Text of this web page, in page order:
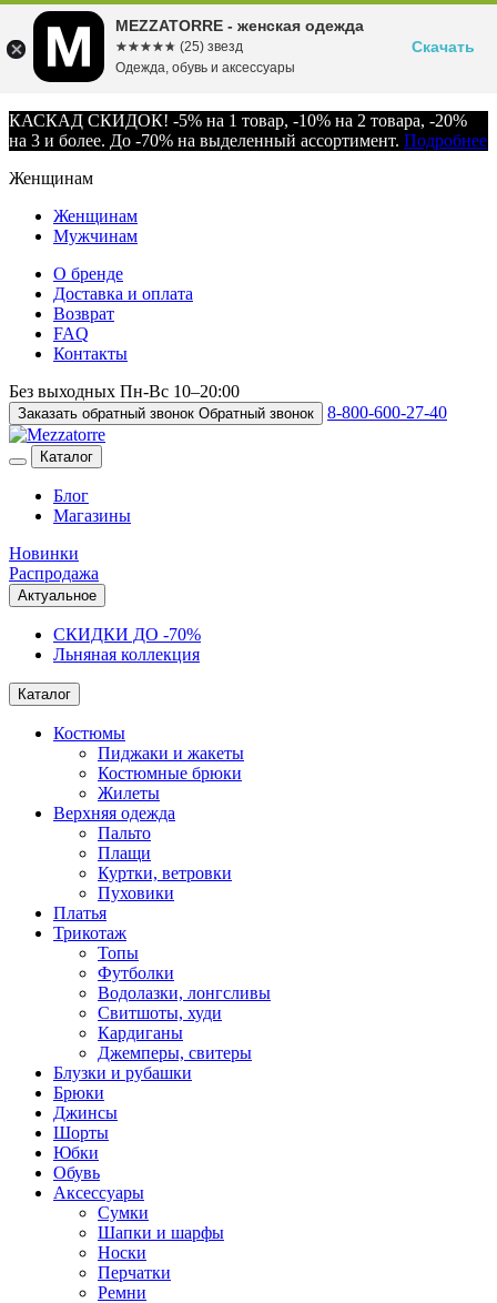
КАСКАД СКИДОК! -5% на 1 товар, -10% на 2 товара, -20%
на 3 и более. До -70% на выделенный ассортимент. Подробнее
Женщинам
Женщинам
Мужчинам
О бренде
Доставка и оплата
Возврат
FAQ
Контакты
Без выходных Пн-Вс 10–20:00
Заказать обратный звонок Обратный звонок 8-800-600-27-40
Каталог
Блог
Магазины
Новинки
Распродажа
Актуальное
СКИДКИ ДО -70%
Льняная коллекция
Каталог
Костюмы
Пиджаки и жакеты
Костюмные брюки
Жилеты
Верхняя одежда
Пальто
Плащи
Куртки, ветровки
Пуховики
Платья
Трикотаж
Топы
Футболки
Водолазки, лонгсливы
Свитшоты, худи
Кардиганы
Джемперы, свитеры
Блузки и рубашки
Брюки
Джинсы
Шорты
Юбки
Обувь
Аксессуары
Сумки
Шапки и шарфы
Носки
Перчатки
Ремни
MEZZATORRE - женская одежда
☆☆☆☆☆
★★★★★ (25) звезд
Одежда, обувь и аксессуары
Скачать